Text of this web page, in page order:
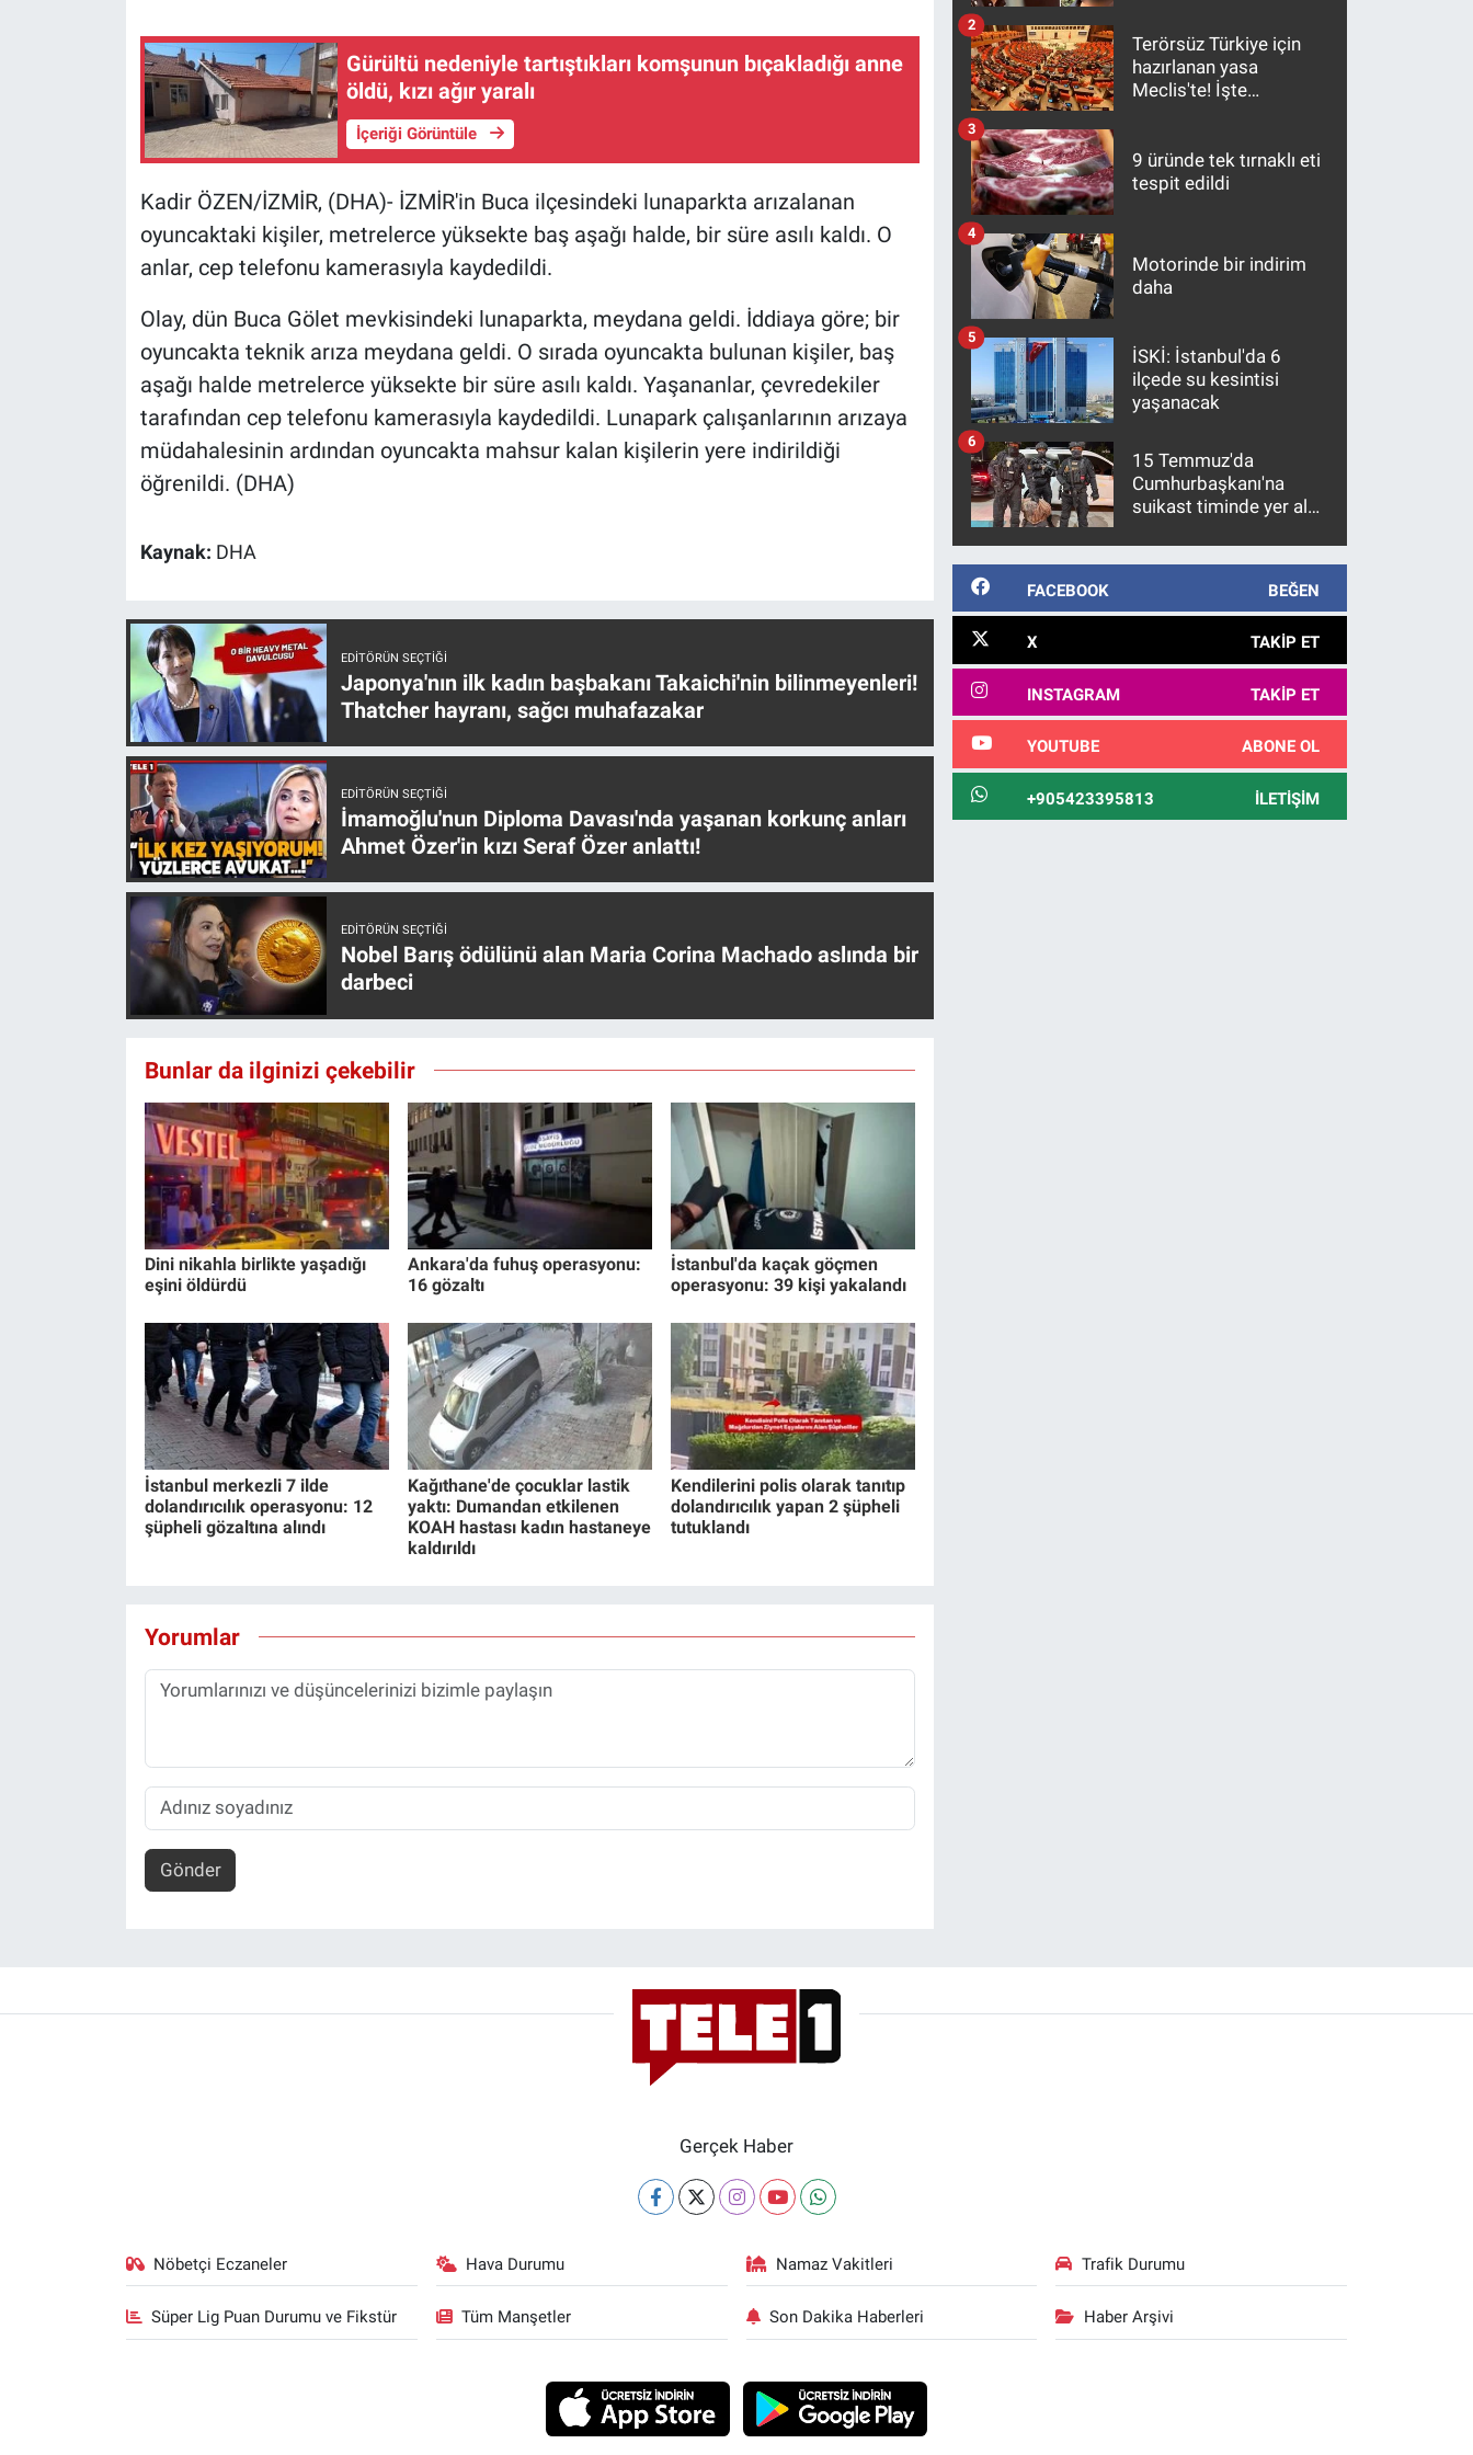
Gürültü nedeniyle tartıştıkları komşunun bıçakladığı anne
öldü, kızı ağır yaralı
İçeriği Görüntüle
Kadir ÖZEN/İZMİR, (DHA)- İZMİR'in Buca ilçesindeki lunaparkta arızalanan
oyuncaktaki kişiler, metrelerce yüksekte baş aşağı halde, bir süre asılı kaldı. O
anlar, cep telefonu kamerasıyla kaydedildi.
Olay, dün Buca Gölet mevkisindeki lunaparkta, meydana geldi. İddiaya göre; bir
oyuncakta teknik arıza meydana geldi. O sırada oyuncakta bulunan kişiler, baş
aşağı halde metrelerce yüksekte bir süre asılı kaldı. Yaşananlar, çevredekiler
tarafından cep telefonu kamerasıyla kaydedildi. Lunapark çalışanlarının arızaya
müdahalesinin ardından oyuncakta mahsur kalan kişilerin yere indirildiği
öğrenildi. (DHA)
Kaynak: DHA
EDITÖRÜN SEÇTIĞI
Japonya'nın ilk kadın başbakanı Takaichi'nin bilinmeyenleri!
Thatcher hayranı, sağcı muhafazakar
EDITÖRÜN SEÇTIĞI
İmamoğlu'nun Diploma Davası'nda yaşanan korkunç anları
Ahmet Özer'in kızı Seraf Özer anlattı!
EDITÖRÜN SEÇTIĞI
Nobel Barış ödülünü alan Maria Corina Machado aslında bir
darbeci
Bunlar da ilginizi çekebilir
Dini nikahla birlikte yaşadığı
eşini öldürdü
Ankara'da fuhuş operasyonu:
16 gözaltı
İstanbul'da kaçak göçmen
operasyonu: 39 kişi yakalandı
İstanbul merkezli 7 ilde
dolandırıcılık operasyonu: 12
şüpheli gözaltına alındı
Kağıthane'de çocuklar lastik
yaktı: Dumandan etkilenen
KOAH hastası kadın hastaneye
kaldırıldı
Kendilerini polis olarak tanıtıp
dolandırıcılık yapan 2 şüpheli
tutuklandı
Yorumlar
Gönder
Terörsüz Türkiye için
hazırlanan yasa
Meclis'te! İşte
2
9 üründe tek tırnaklı eti
tespit edildi
3
Motorinde bir indirim
daha
4
İSKİ: İstanbul'da 6
ilçede su kesintisi
yaşanacak
5
15 Temmuz'da
Cumhurbaşkanı'na
suikast timinde yer alan
10 yıl sonra yakalandı
6
FACEBOOK BEĞEN
X TAKIP ET
INSTAGRAM TAKIP ET
YOUTUBE ABONE OL
+905423395813 İLETIŞIM
Gerçek Haber
Nöbetçi Eczaneler Hava Durumu Namaz Vakitleri Trafik Durumu
Süper Lig Puan Durumu ve Fikstür Tüm Manşetler Son Dakika Haberleri Haber Arşivi
Gündem Özel
Günün görüntüsü
Koronavirüs
Kültür Sanat
Ne demişti
Teknoloji
Türkiye'nin Geleceği
Türkiye'nin Gündemi
Yerel Gündem
Yerel Yaşam
Canlı Yayın